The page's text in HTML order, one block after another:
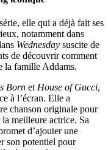
elle qui a déjà fait ses
notamment dans
Wednesday suscite de
de découvrir comment
la famille Addams.
Born et House of Gucci,
à l’écran. Elle a
chanson originale pour
meilleure actrice. Sa
d’ajouter une
son potentiel pour